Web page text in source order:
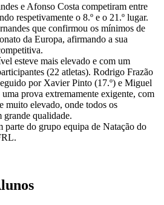
e Afonso Costa competiram entre
respetivamente o 8.º e o 21.º lugar.
que confirmou os mínimos de
da Europa, afirmando a sua
esteve mais elevado e com um
(22 atletas). Rodrigo Frazão
por Xavier Pinto (17.º) e Miguel
prova extremamente exigente, com
muito elevado, onde todos os
grande qualidade.
parte do grupo equipa de Natação do